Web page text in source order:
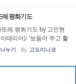
레 평화기도
레 평화기도 by 고인현
태리어): '보듬어 주고 활
니다. 에페소 공의회(43
성모님을 ‘평화의 모
누기 By 고도미니코